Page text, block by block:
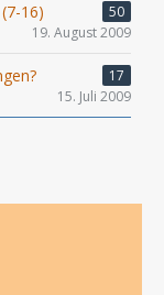
16)
50
19. August 2009
17
15. Juli 2009